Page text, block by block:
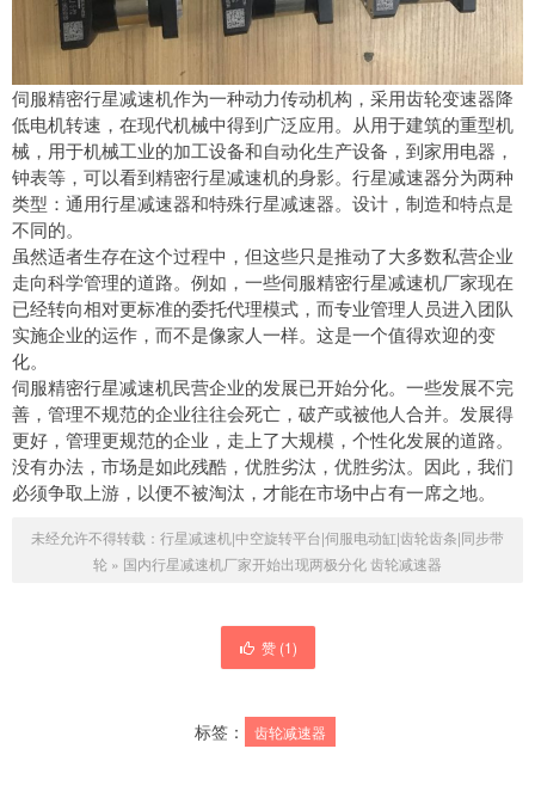
伺服精密行星减速机作为一种动力传动机构，采用齿轮变速器降
低电机转速，在现代机械中得到广泛应用。从用于建筑的重型机
械，用于机械工业的加工设备和自动化生产设备，到家用电器，
钟表等，可以看到精密行星减速机的身影。行星减速器分为两种
类型：通用行星减速器和特殊行星减速器。设计，制造和特点是
不同的。
虽然适者生存在这个过程中，但这些只是推动了大多数私营企业
走向科学管理的道路。例如，一些伺服精密行星减速机厂家现在
已经转向相对更标准的委托代理模式，而专业管理人员进入团队
实施企业的运作，而不是像家人一样。这是一个值得欢迎的变
化。
伺服精密行星减速机民营企业的发展已开始分化。一些发展不完
善，管理不规范的企业往往会死亡，破产或被他人合并。发展得
更好，管理更规范的企业，走上了大规模，个性化发展的道路。
没有办法，市场是如此残酷，优胜劣汰，优胜劣汰。因此，我们
必须争取上游，以便不被淘汰，才能在市场中占有一席之地。
未经允许不得转载： 行星减速机|中空旋转平台|伺服电动缸|齿轮齿条|同步带
轮 » 国内行星减速机厂家开始出现两极分化齿轮减速器
赞 (1)
标签： 齿轮减速器